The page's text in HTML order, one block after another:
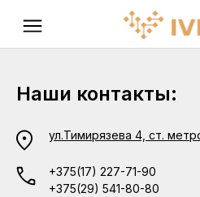
Наши контакты:
ул.Тимирязева 4, ст.
+375(17) 227-71-90
+375(29) 541-80-80